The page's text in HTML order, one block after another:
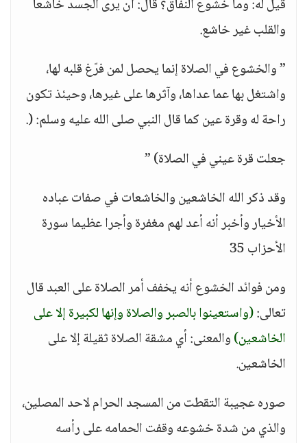
قيل له: وما خشوع النفاق؟ قال: أن يرى الجسد خاشعا
والقلب غير خاشع.
” والخشوع في الصلاة إنما يحصل لمن فرّغ قلبه لها،
واشتغل بها عما عداها، وآثرها على غيرها، وحيئذ تكون
راحة له وقرة عين كما قال النبي صلى الله عليه وسلم: (.
جعلت قرة عيني في الصلاة) ”
وقد ذكر الله الخاشعين والخاشعات في صفات عباده
الأخيار وأخبر أنه أعد لهم مغفرة وأجرا عظيما سورة
الأحزاب 35
ومن فوائد الخشوع أنه يخفف أمر الصلاة على العبد قال
تعالى:(واستعينوا بالصبر والصلاة وإنها لكبيرة إلا على
الخاشعين)والمعنى: أي مشقة الصلاة ثقيلة إلا على
الخاشعين.
صوره عجيبة التقطت من المسجد الحرام لاحد المصلين،
والذي من شدة خشوعه وقفت الحمامه على رأسه